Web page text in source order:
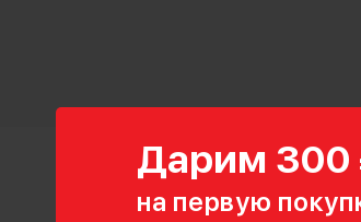
Дарим 300
на первую